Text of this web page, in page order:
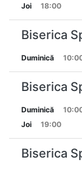
Joi
18:00
Biserica
Duminică
Biserica
Duminică
Joi
19:00
Biserica